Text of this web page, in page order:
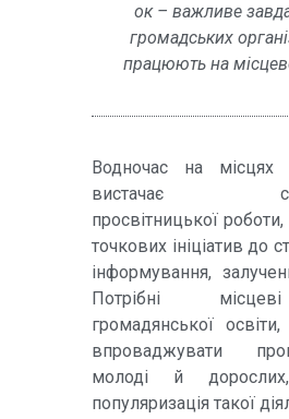
ок – важливе
громадських
працюють на
Водночас на
вистачає
просвітницької
точкових ініціатив до
інформування,
Потрібні
громадянської
впроваджувати
молоді й
популяризація такої